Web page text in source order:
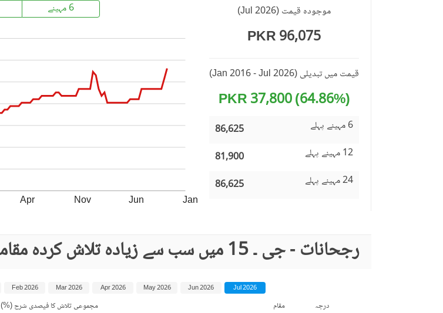
مزید خصوصیات
دیکھ بھال کا عملہ
موجودہ قیمت(
Jul 2026
)
96,075 PKR
قیمت میں تبدیلی(Jan 2016 - Jul 2026)
(64.86%) 37,800 PKR
6 مہینے پہلے
86,625
12 مہینے پہلے
81,900
24 مہینے پہلے
86,625
6 مہینے
Apr Nov Jun Jan
رجحانات - جی ۔ 15 میں سب سے زیادہ تلاش کردہ مقامات
درجہ مقام مجموعی تلاش کا فیصدی شرح (%)
Jul 2026
Jun 2026
May 2026
Apr 2026
Mar 2026
Feb 2026